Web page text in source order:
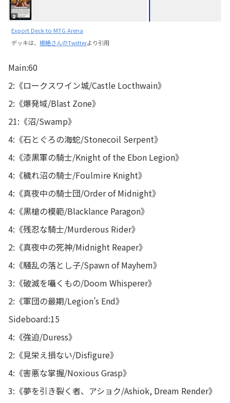
Export Deck to MTG Arena
デッキは、 根絶さんのTwitterより引用
Main:60
2:《ロークスワイン城/Castle Locthwain》
2:《爆発域/Blast Zone》
21:《沼/Swamp》
4:《石とぐろの海蛇/Stonecoil Serpent》
4:《漆黒軍の騎士/Knight of the Ebon Legion》
4:《穢れ沼の騎士/Foulmire Knight》
4:《真夜中の騎士団/Order of Midnight》
4:《黒槍の模範/Blacklance Paragon》
4:《残忍な騎士/Murderous Rider》
2:《真夜中の死神/Midnight Reaper》
4:《騒乱の落とし子/Spawn of Mayhem》
3:《破滅を囁くもの/Doom Whisperer》
2:《軍団の最期/Legion’s End》
Sideboard:15
4:《強迫/Duress》
2:《見栄え損ない/Disfigure》
4:《害悪な掌握/Noxious Grasp》
3:《夢を引き裂く者、アショク/Ashiok, Dream Render》